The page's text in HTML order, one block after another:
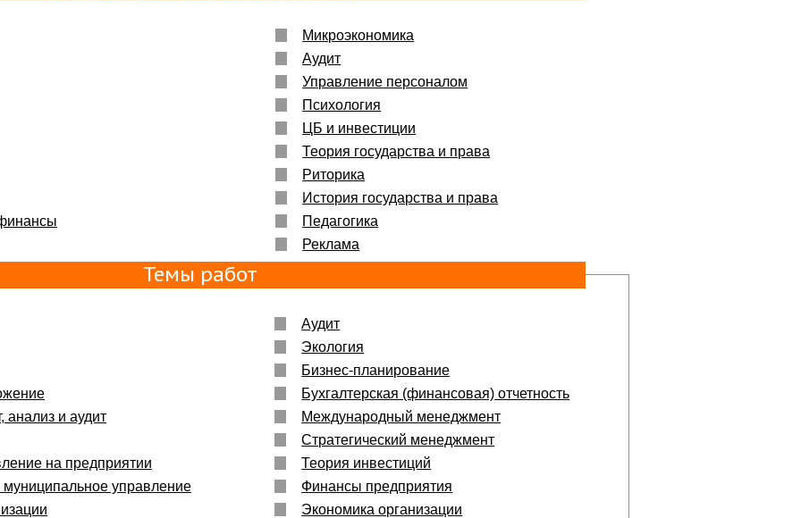
Микроэкономика
Аудит
Управление персоналом
Психология
ЦБ и инвестиции
Теория государства и права
Риторика
История государства и права
Педагогика
Реклама
Темы работ
анализ и аудит
на предприятии
муниципальное управление
Аудит
Экология
Бизнес-планирование
Бухгалтерская (финансовая) отчетность
Международный менеджмент
Стратегический менеджмент
Теория инвестиций
Финансы предприятия
Экономика организации